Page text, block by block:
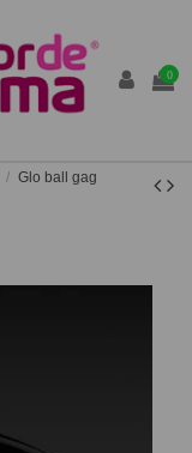
0
Glo ball gag